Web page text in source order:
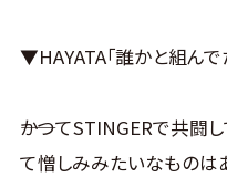
▼HAYATA｢誰かと組ん
――かつてSTINGERで共闘
て憎しみみたいなものは